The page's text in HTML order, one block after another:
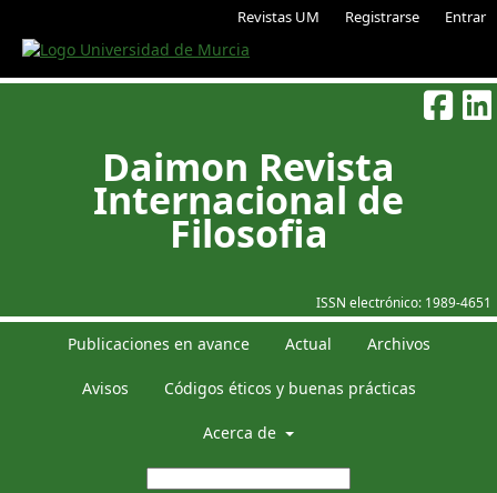
Revistas UM Registrarse Entrar
ISSN electrónico: 1989-4651
Daimon Revista
Internacional de
Filosofia
Publicaciones en avance Actual Archivos
Avisos Códigos éticos y buenas prácticas
Acerca de